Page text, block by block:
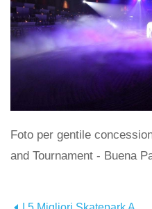
Foto per gentile
and Tournament - Buena